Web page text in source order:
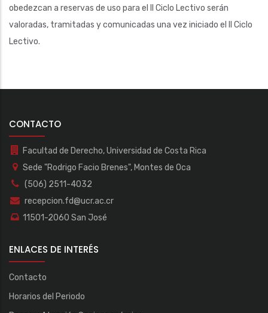
obedezcan a reservas de uso para el II Ciclo Lectivo serán
valoradas, tramitadas y comunicadas una vez iniciado el II Ciclo
Lectivo.
CONTACTO
Facultad de Derecho, Universidad de Costa Rica
Sede "Rodrigo Facio Brenes", Montes de Oca
(506) 2511-4032
recepcion.fd@ucr.ac.cr
11501-2060 San José
ENLACES DE INTERÉS
Contacto
Horarios del Periodo